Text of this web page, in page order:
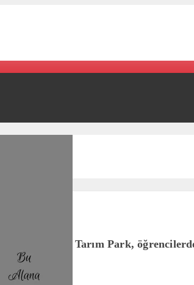
Garaova Tarım Park,
Belediyesi..